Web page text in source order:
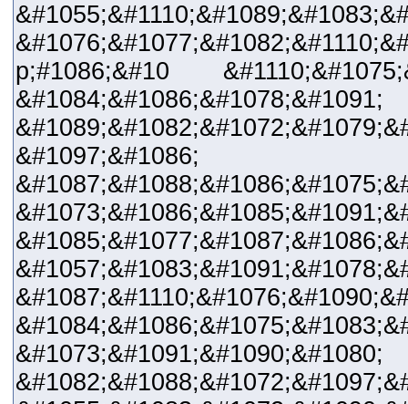
p;#1086;&#10
&#1084;&#1086;&#1078;&#1091;
&#1097;&#1086;
&#1073;&#1091;&#1090;&#1080;